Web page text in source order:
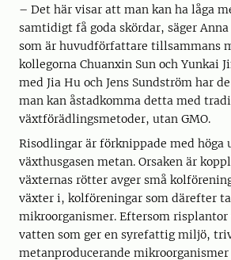
– Det här visar att man kan ha låga
samtidigt få goda skördar, säger
som är huvudförfattare tillsammans
kollegorna Chuanxin Sun och Yunkai
med Jia Hu och Jens Sundström har
man kan åstadkomma detta med
växtförädlingsmetoder, utan GMO.
Risodlingar är förknippade med höga
växthusgasen metan. Orsaken är
växternas rötter avger små
växter i, kolföreningar som därefter
mikroorganismer. Eftersom
vatten som ger en syrefattig miljö,
metanproducerande